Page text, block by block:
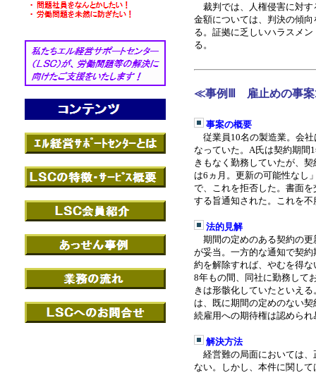
裁判では、人権侵害に対す
金額については、判決の傾
る。証拠に乏しいハラスメ
る。
≪事例Ⅲ 雇止めの事
事案の概要
従業員 10名の製造業。会
なっていた。 A氏は契約期間 1
きもなく勤務していたが、
は6 ヵ月。更新の可能性なし
で、これを拒否した。書面
する旨通知された。これを
法的見解
期間の定めのある契約の
が妥当。一方的な通知で契
約を解除すれば、やむを得
8年もの間、同社に勤務して
きは形骸化していたといえ
は、既に期間の定めのない
続雇用への期待権は認めら
解決方法
経営難の局面においては
ない。しかし、本件に関し